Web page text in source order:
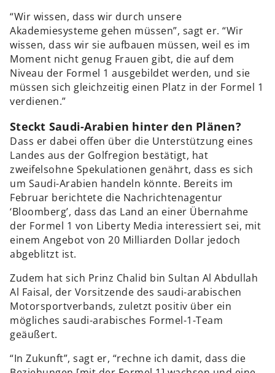
“Wir wissen, dass wir durch unsere
Akademiesysteme gehen müssen”, sagt er. “Wir
wissen, dass wir sie aufbauen müssen, weil es im
Moment nicht genug Frauen gibt, die auf dem
Niveau der Formel 1 ausgebildet werden, und sie
müssen sich gleichzeitig einen Platz in der Formel 1
verdienen.”
Steckt Saudi-Arabien hinter den Plänen?
Dass er dabei offen über die Unterstützung eines
Landes aus der Golfregion bestätigt, hat
zweifelsohne Spekulationen genährt, dass es sich
um Saudi-Arabien handeln könnte. Bereits im
Februar berichtete die Nachrichtenagentur
‘Bloomberg’, dass das Land an einer Übernahme
der Formel 1 von Liberty Media interessiert sei, mit
einem Angebot von 20 Milliarden Dollar jedoch
abgeblitzt ist.
Zudem hat sich Prinz Chalid bin Sultan Al Abdullah
Al Faisal, der Vorsitzende des saudi-arabischen
Motorsportverbands, zuletzt positiv über ein
mögliches saudi-arabisches Formel-1-Team
geäußert.
“In Zukunft”, sagt er, “rechne ich damit, dass die